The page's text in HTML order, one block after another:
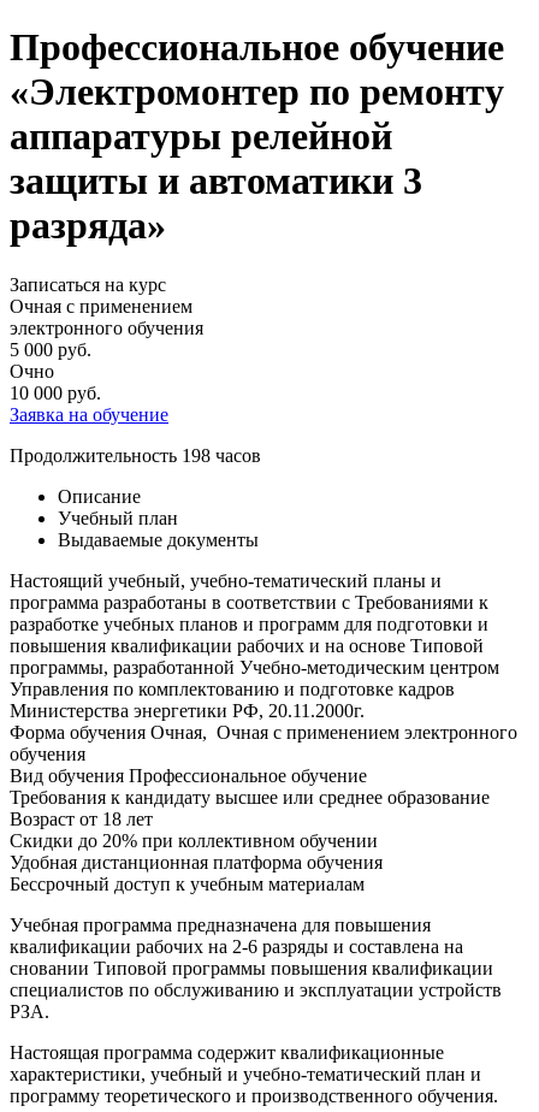
Профессиональное обучение
«Электромонтер по ремонту
аппаратуры релейной
защиты и автоматики 3
разряда»
Записаться на курс
Очная с применением
электронного обучения
5 000 руб.
Очно
10 000 руб.
Заявка на обучение
Продолжительность 198 часов
Описание
Учебный план
Выдаваемые документы
Настоящий учебный, учебно-тематический планы и
программа разработаны в соответствии с Требованиями к
разработке учебных планов и программ для подготовки и
повышения квалификации рабочих и на основе Типовой
программы, разработанной Учебно-методическим центром
Управления по комплектованию и подготовке кадров
Министерства энергетики РФ, 20.11.2000г.
Форма обучения Очная, Очная с применением электронного
обучения
Вид обучения Профессиональное обучение
Требования к кандидату высшее или среднее образование
Возраст от 18 лет
Скидки до 20% при коллективном обучении
Удобная дистанционная платформа обучения
Бессрочный доступ к учебным материалам
Учебная программа предназначена для повышения
квалификации рабочих на 2-6 разряды и составлена на
сновании Типовой программы повышения квалификации
специалистов по обслуживанию и эксплуатации устройств
РЗА.
Настоящая программа содержит квалификационные
характеристики, учебный и учебно-тематический план и
программу теоретического и производственного обучения.